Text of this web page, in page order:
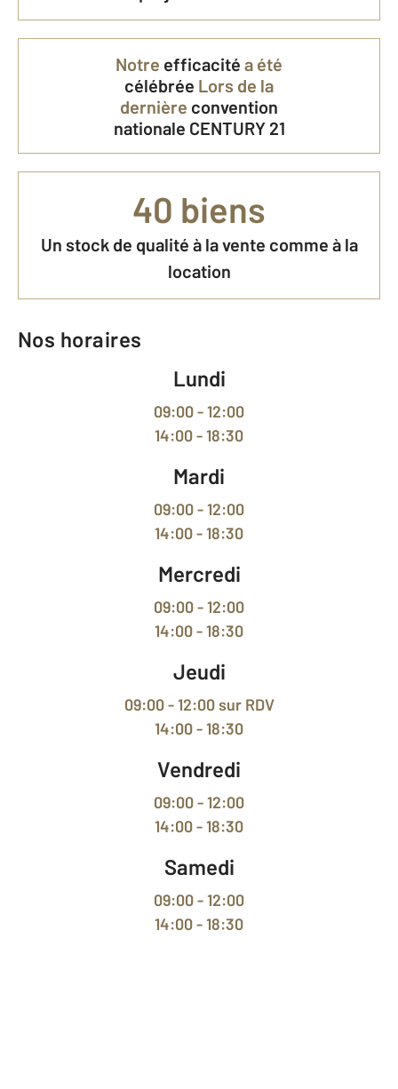
Notre efficacité a été
célébrée Lors de la
dernière convention
nationale CENTURY 21
40 biens
Un stock de qualité à la vente comme à la
location
Nos horaires
Lundi
09:00 - 12:00
14:00 - 18:30
Mardi
09:00 - 12:00
14:00 - 18:30
Mercredi
09:00 - 12:00
14:00 - 18:30
Jeudi
09:00 - 12:00sur RDV
14:00 - 18:30
Vendredi
09:00 - 12:00
14:00 - 18:30
Samedi
09:00 - 12:00
14:00 - 18:30